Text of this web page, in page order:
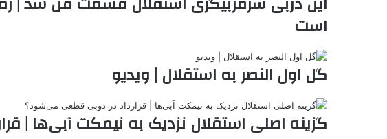
است
گل اول النصر به استقلال | ویدیو
گزینه اصلی استقلال نزدیک به نیمکت آبی‌ها |